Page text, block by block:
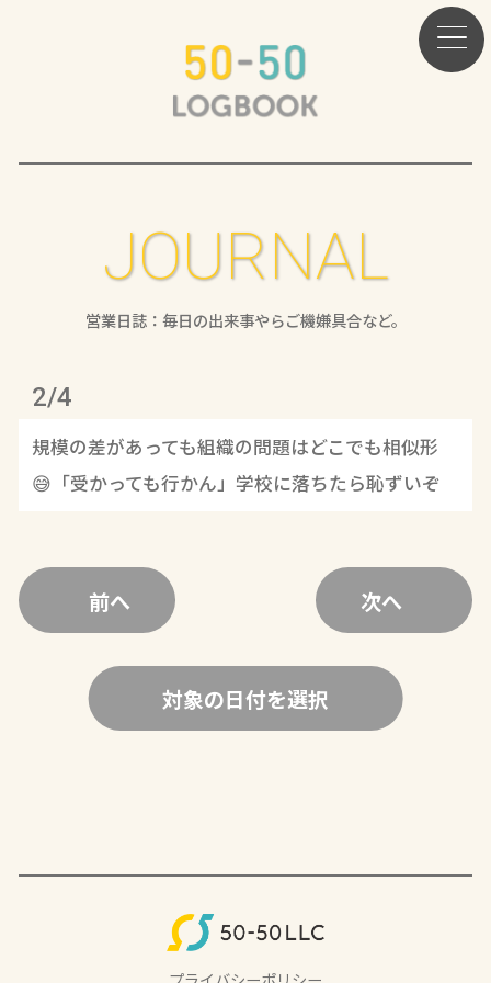
JOURNAL
営業日誌：毎日の出来事やらご機嫌具合など。
2/4
規模の差があっても組織の問題はどこでも相似形
😅「受かっても行かん」学校に落ちたら恥ずいぞ
前へ 次へ
対象の日付を選択